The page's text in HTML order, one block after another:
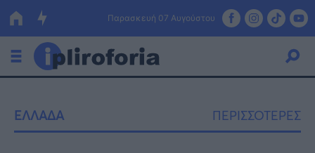
Παρασκευή 07 Αυγούστου
Οικονομία
ΕΛΛΑΔΑ ΠΕΡΙΣΣΟΤΕΡΕΣ